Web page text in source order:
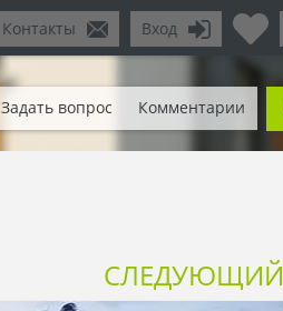
Вход
Контакты
Задать вопрос Комментарии
СЛЕДУЮЩИЙ